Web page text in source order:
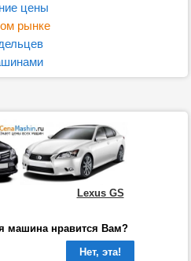
цены
рынке
Lexus GS
машина нравится Вам?
Нет, эта!